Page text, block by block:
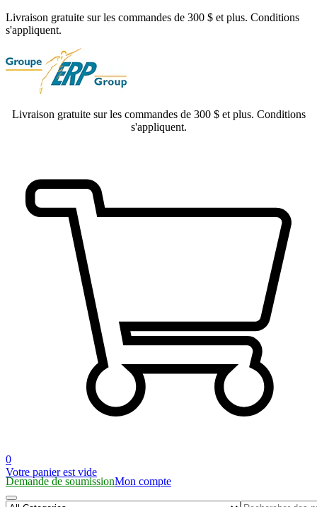
Livraison gratuite sur les commandes de 300 $ et plus. Conditions
s'appliquent.
Livraison gratuite sur les commandes de 300 $ et plus. Conditions
s'appliquent.
0
Votre panier est vide
Demande de soumissionMon compte